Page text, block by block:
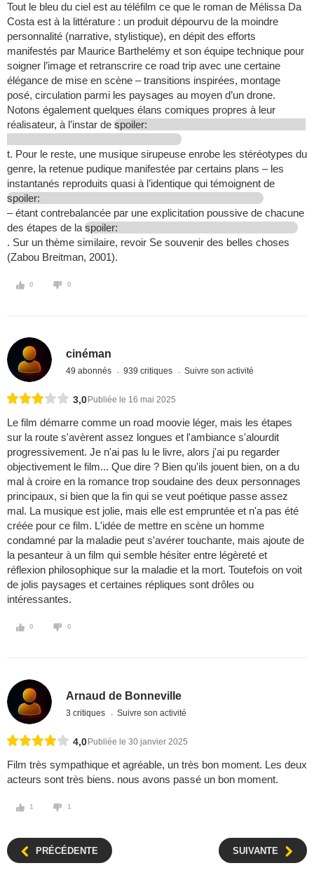
Tout le bleu du ciel est au téléfilm ce que le roman de Mélissa Da
Costa est à la littérature : un produit dépourvu de la moindre
personnalité (narrative, stylistique), en dépit des efforts
manifestés par Maurice Barthelémy et son équipe technique pour
soigner l’image et retranscrire ce road trip avec une certaine
élégance de mise en scène – transitions inspirées, montage
posé, circulation parmi les paysages au moyen d’un drone.
Notons également quelques élans comiques propres à leur
réalisateur, à l’instar de spoiler:
t. Pour le reste, une musique sirupeuse enrobe les stéréotypes du
genre, la retenue pudique manifestée par certains plans – les
instantanés reproduits quasi à l’identique qui témoignent de
spoiler:
– étant contrebalancée par une explicitation poussive de chacune
des étapes de la spoiler:
. Sur un thème similaire, revoir Se souvenir des belles choses
(Zabou Breitman, 2001).
0 0
cinéman
49 abonnés 939 critiques Suivre son activité
3,0 Publiée le 16 mai 2025
Le film démarre comme un road moovie léger, mais les étapes
sur la route s'avèrent assez longues et l'ambiance s'alourdit
progressivement. Je n'ai pas lu le livre, alors j'ai pu regarder
objectivement le film... Que dire ? Bien qu'ils jouent bien, on a du
mal à croire en la romance trop soudaine des deux personnages
principaux, si bien que la fin qui se veut poétique passe assez
mal. La musique est jolie, mais elle est empruntée et n'a pas été
créée pour ce film. L'idée de mettre en scène un homme
condamné par la maladie peut s'avérer touchante, mais ajoute de
la pesanteur à un film qui semble hésiter entre légèreté et
réflexion philosophique sur la maladie et la mort. Toutefois on voit
de jolis paysages et certaines répliques sont drôles ou
intéressantes.
0 0
Arnaud de Bonneville
3 critiques Suivre son activité
4,0 Publiée le 30 janvier 2025
Film très sympathique et agréable, un très bon moment. Les deux
acteurs sont très biens. nous avons passé un bon moment.
1 1
PRÉCÉDENTE SUIVANTE